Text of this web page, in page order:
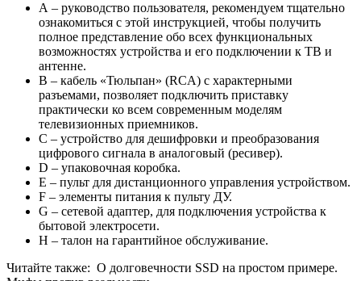
А – руководство пользователя, рекомендуем тщательно
ознакомиться с этой инструкцией, чтобы получить
полное представление обо всех функциональных
возможностях устройства и его подключении к ТВ и
антенне.
В – кабель «Тюльпан» (RCA) с характерными
разъемами, позволяет подключить приставку
практически ко всем современным моделям
телевизионных приемников.
С – устройство для дешифровки и преобразования
цифрового сигнала в аналоговый (ресивер).
D – упаковочная коробка.
Е – пульт для дистанционного управления устройством.
F – элементы питания к пульту ДУ.
G – сетевой адаптер, для подключения устройства к
бытовой электросети.
H – талон на гарантийное обслуживание.
Читайте также: О долговечности SSD на простом примере.